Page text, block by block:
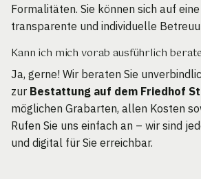
Formalitäten. Sie können sich auf
transparente und individuelle
Kann ich mich vorab ausführlich
Ja, gerne! Wir beraten Sie
zur Bestattung auf dem Friedhof
möglichen Grabarten, allen Kosten
Rufen Sie uns einfach an – wir sind
und digital für Sie erreichbar.